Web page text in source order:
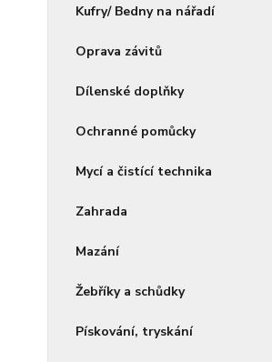
Kufry/ Bedny na nářadí
Oprava závitů
Dílenské doplňky
Ochranné pomůcky
Mycí a čistící technika
Zahrada
Mazání
Žebříky a schůdky
Pískování, tryskání